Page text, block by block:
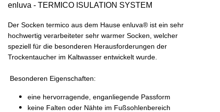
enluva - TERMICO ISULATION SYSTEM
Der Socken termico aus dem Hause enluva® ist ein sehr
hochwertig verarbeiteter sehr warmer Socken, welcher
speziell für die besonderen Herausforderungen der
Trockentaucher im Kaltwasser entwickelt wurde.
Besonderen Eigenschaften:
eine hervorragende, enganliegende Passform
keine Falten oder Nähte im Fußsohlenbereich